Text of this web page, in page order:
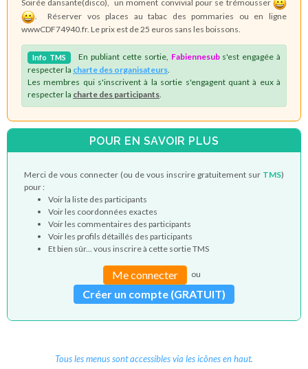
Soirée dansante(disco), un moment convivial pour se trémousser
. Réserver vos places au tabac des pommaries ou en ligne
wwwCDF74940.fr. Le prix est de 25 euros sans les boissons.
Info TMS En publiant cette sortie, Fabiennesubs'est engagée à
respecter la charte des organisateurs
Les membres qui s'inscrivent à la sortie s'engagent quant à eux à
respecter la charte des participants
POUR EN SAVOIR PLUS
Merci de vous connecter (ou de vous inscrire gratuitement sur TMS)
pour :
Voir la liste des participants
Voir les coordonnées exactes
Voir les commentaires des participants
Voir les profils détaillés des participants
Et bien sûr... vous inscrire à cette sortie TMS
Me connecter ou
Créer un compte (GRATUIT)
Tous les menus sont accessibles via les icônes en haut.